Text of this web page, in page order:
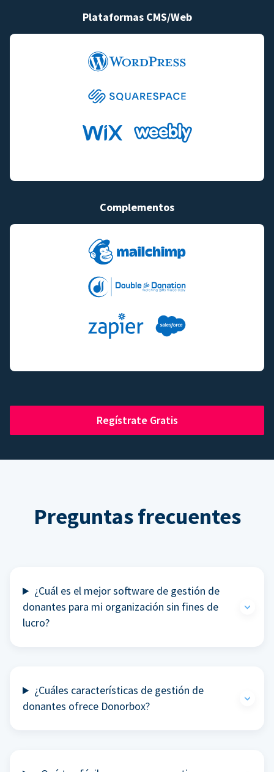
Plataformas CMS/Web
Complementos
Regístrate Gratis
Preguntas frecuentes
¿Cuál es el mejor software de gestión de
donantes para mi organización sin fines de
lucro?
¿Cuáles características de gestión de
donantes ofrece Donorbox?